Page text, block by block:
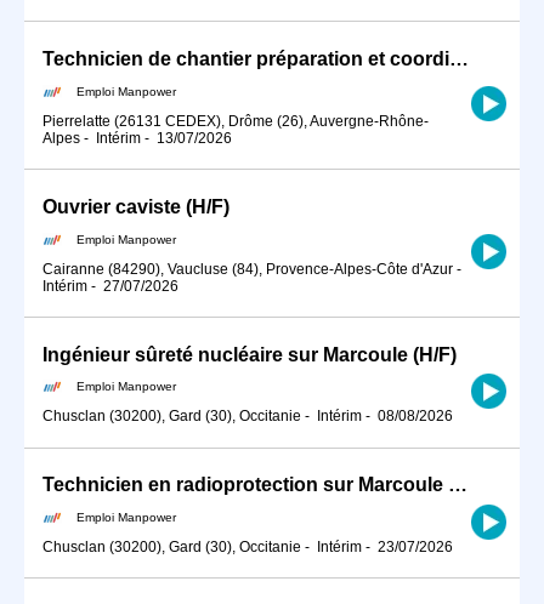
Technicien de chantier préparation et coordination. dpt 26 (H/F)
Emploi Manpower
Pierrelatte (26131 CEDEX), Drôme (26), Auvergne-Rhône-
Alpes - Intérim - 13/07/2026
Ouvrier caviste (H/F)
Emploi Manpower
Cairanne (84290), Vaucluse (84), Provence-Alpes-Côte d'Azur -
Intérim - 27/07/2026
Ingénieur sûreté nucléaire sur Marcoule (H/F)
Emploi Manpower
Chusclan (30200), Gard (30), Occitanie - Intérim - 08/08/2026
Technicien en radioprotection sur Marcoule (H/F)
Emploi Manpower
Chusclan (30200), Gard (30), Occitanie - Intérim - 23/07/2026